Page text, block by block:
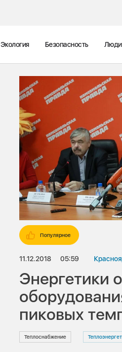
Экология Безопасность Люди
Популярное
11.12.2018 05:59
Энергетики
пиковых
Теплоснабжение